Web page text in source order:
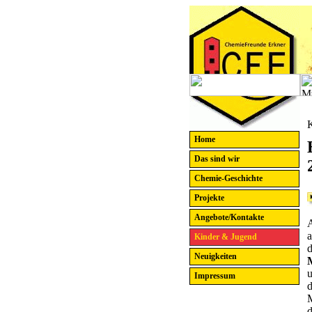
Home
Das sind wir
Chemie-Geschichte
Projekte
Angebote/Kontakte
Kinder & Jugend
Neuigkeiten
Impressum